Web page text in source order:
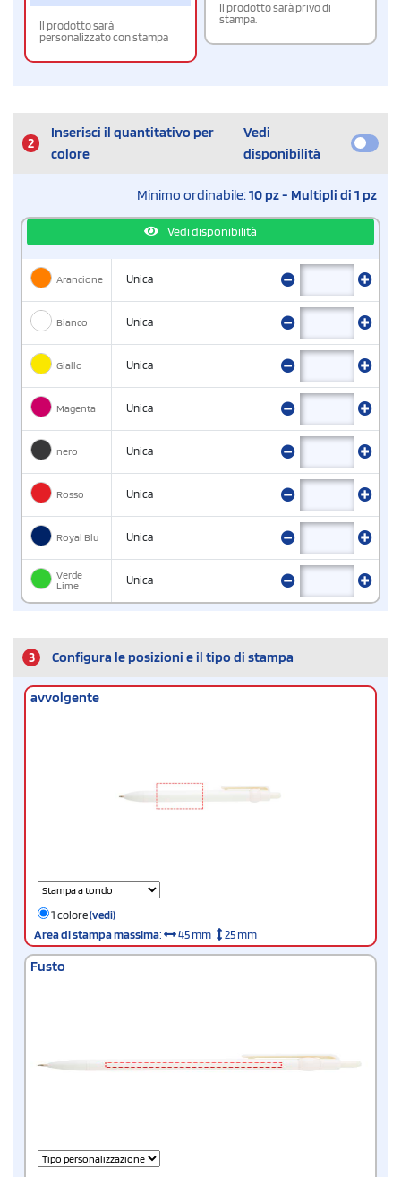
Il prodotto sarà
personalizzato con stampa
Il prodotto sarà privo di
stampa.
2
Inserisci il quantitativo per
colore
Vedi
disponibilità
Minimo ordinabile:10 pz - Multipli di 1 pz
Vedi disponibilità
Arancione Unica
Bianco Unica
Giallo Unica
Magenta Unica
nero Unica
Rosso Unica
Royal Blu Unica
Verde
Lime
Unica
3 Configura le posizioni e il tipo di stampa
avvolgente
1 colore(vedi)
Area di stampa massima: 45 mm 25 mm
Fusto